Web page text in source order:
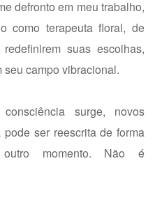
defronto em meu trabalho,
como terapeuta floral, de
suas escolhas,
campo vibracional.
surge, novos
ser reescrita de forma
momento. Não é